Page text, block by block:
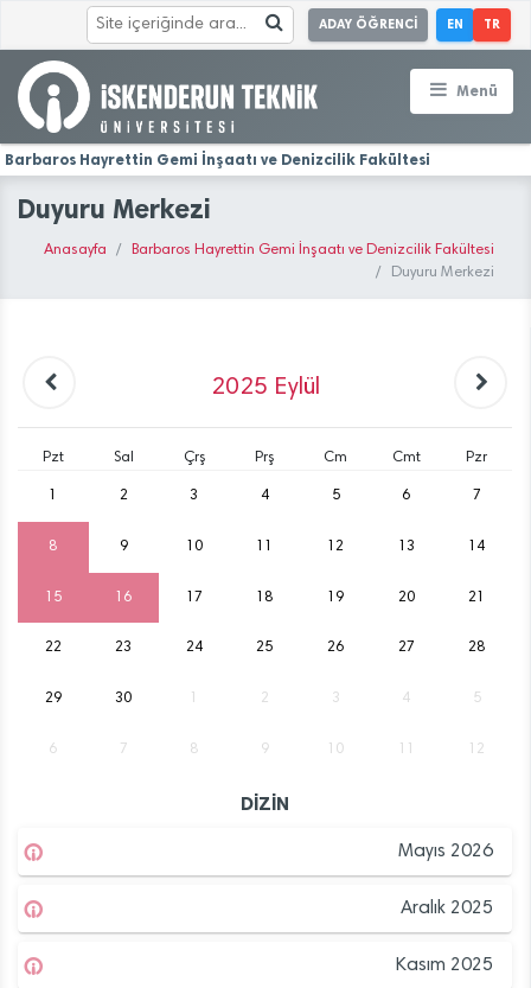
ADAY ÖĞRENCİ EN TR
Menü
Barbaros Hayrettin Gemi İnşaatı ve Denizcilik Fakültesi
Duyuru Merkezi
Anasayfa
Barbaros Hayrettin Gemi İnşaatı ve Denizcilik Fakültesi
Duyuru Merkezi
2025 Eylül
Pzt Sal Çrş Prş Cm Cmt Pzr
2 3 4 5 6 7
8 9 10 12 13 14
15 16 17 18 19 20 21
22 23 24 25 26 27 28
29 30 2 3 4 5
6 7 8 9 10 12
DİZİN
Mayıs 2026
Aralık 2025
Kasım 2025